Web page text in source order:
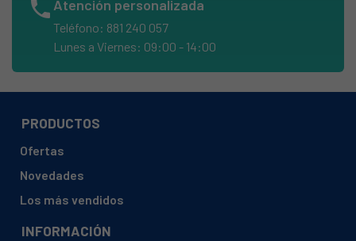
BALAY, 3TS81100A/08
BALAY, 3TS81100A/09
BALAY, 3TS81100A/10
BALAY, 3TS81100A/12
BALAY, 3TS81100A/14
BALAY, 3TS81100A/16
BALAY, 3TS81100A/18
BALAY, 3TS81101A/18
phone Atención personalizada
Teléfono: 881 240 057
Lunes a Viernes: 09:00 - 14:00
PRODUCTOS
Ofertas
Novedades
Los más vendidos
INFORMACIÓN